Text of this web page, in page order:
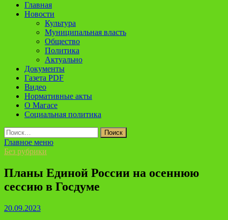
Главная
Новости
Культура
Муниципальная власть
Общество
Политика
Актуально
Документы
Газета PDF
Видео
Нормативные акты
О Магасе
Социальная политика
Найти:
Главное меню
Без рубрики
Планы Единой России на осеннюю
сессию в Госдуме
20.09.2023